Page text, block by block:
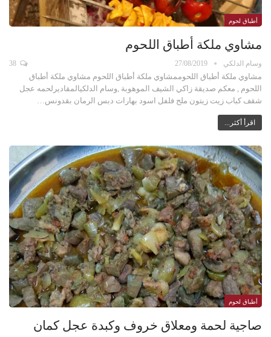
أطباق لحوم
مشاوي ملكة أطباق اللحوم
وسام الدلكي 27/08/2019
مشاوي ملكة أطباق اللحوممشاوي ملكة أطباق اللحوم مشاوي ملكة أطباق
اللحوم , معكم صديقة زاكي الشيف الموهوبة ,وسام الدلكيالمقاديرلحمه عجل
شقف كباب زيت زيتون ملح فلفل اسود بهارات دبس الرمان بقدونس…
اقرأ أكثر...
أطباق لحوم
صاجية لحمة ومعلاق خروف وكبدة عجل كمان